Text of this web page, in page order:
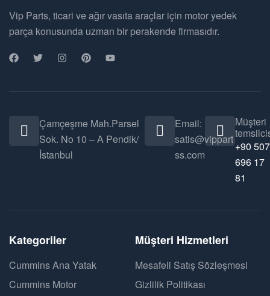
Vip Parts, ticari ve ağır vasıta araçlar için motor yedek
parça konusunda uzman bir perakende firmasıdır.
Çamçeşme Mah.Parsel
Sok. No 10 – A Pendik/
İstanbul
Email:
satis@vippart
ss.com
Müşteri
+90 507
696 17
81
Kategoriler
Cummins Ana Yatak
Cummins Motor
Müşteri Hizmetleri
Mesafeli Satış Sözleşmesi
Gizlilik Politikası